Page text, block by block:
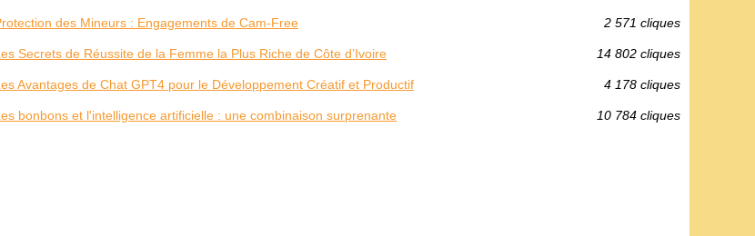
des Mineurs : Engagements de Cam-Free 2 571 cliques
Secrets de Réussite de la Femme la Plus Riche de Côte d’Ivoire 14 802 cliques
Avantages de Chat GPT4 pour le Développement Créatif et Productif 4 178 cliques
bonbons et l'intelligence artificielle : une combinaison surprenante 10 784 cliques